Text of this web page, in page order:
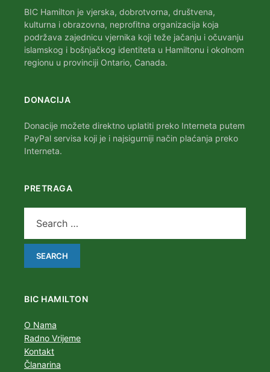
BIC Hamilton je vjerska, dobrotvorna, društvena,
kulturna i obrazovna, neprofitna organizacija koja
podržava zajednicu vjernika koji teže jačanju i očuvanju
islamskog i bošnjačkog identiteta u Hamiltonu i okolnom
regionu u provinciji Ontario, Canada.
DONACIJA
Donacije možete direktno uplatiti preko Interneta putem
PayPal servisa koji je i najsigurniji način plaćanja preko
Interneta.
PRETRAGA
BIC HAMILTON
O Nama
Radno Vrijeme
Kontakt
Članarina